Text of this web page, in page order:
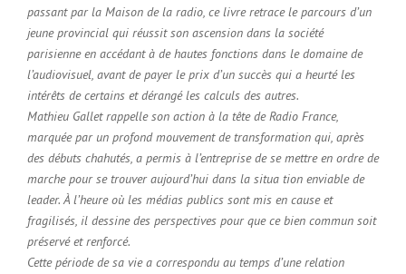
passant par la Maison de la radio, ce livre retrace le parcours d’un
jeune provincial qui réussit son ascension dans la société
parisienne en accédant à de hautes fonctions dans le domaine de
l’audiovisuel, avant de payer le prix d’un succès qui a heurté les
intérêts de certains et dérangé les calculs des autres.
Mathieu Gallet rappelle son action à la tête de Radio France,
marquée par un profond mouvement de transformation qui, après
des débuts chahutés, a permis à l’entreprise de se mettre en ordre de
marche pour se trouver aujourd’hui dans la situa tion enviable de
leader. À l’heure où les médias publics sont mis en cause et
fragilisés, il dessine des perspectives pour que ce bien commun soit
préservé et renforcé.
Cette période de sa vie a correspondu au temps d’une relation